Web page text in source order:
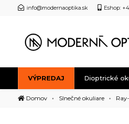
info@modernaoptika.sk Eshop:
VÝPREDAJ Dioptrické
Domov Slnečné okuliare